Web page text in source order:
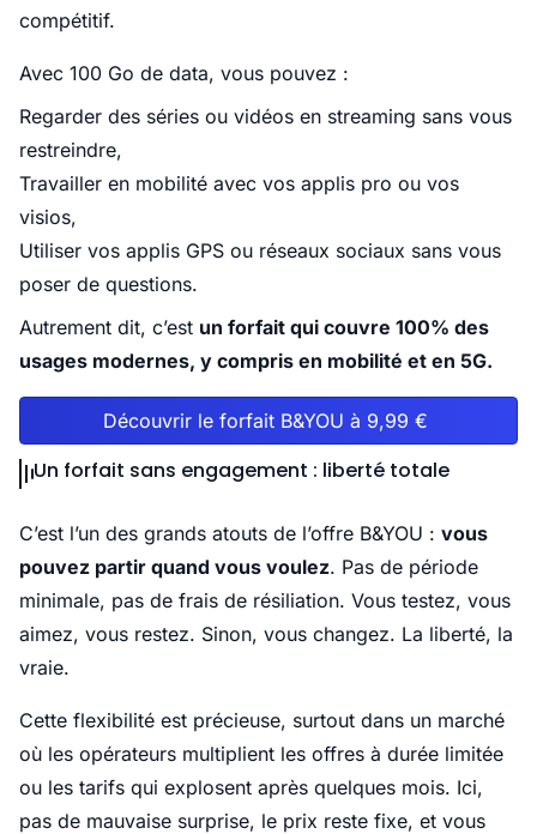
compétitif.
Avec 100 Go de data, vous pouvez :
Regarder des séries ou vidéos en streaming sans vous
restreindre,
Travailler en mobilité avec vos applis pro ou vos
visios,
Utiliser vos applis GPS ou réseaux sociaux sans vous
poser de questions.
Autrement dit, c’est un forfait qui couvre 100% des
usages modernes, y compris en mobilité et en 5G.
Découvrir le forfait B&YOU à 9,99 €
Un forfait sans engagement : liberté totale
C’est l’un des grands atouts de l’offre B&YOU : vous
pouvez partir quand vous voulez. Pas de période
minimale, pas de frais de résiliation. Vous testez, vous
aimez, vous restez. Sinon, vous changez. La liberté, la
vraie.
Cette flexibilité est précieuse, surtout dans un marché
où les opérateurs multiplient les offres à durée limitée
ou les tarifs qui explosent après quelques mois. Ici,
pas de mauvaise surprise, le prix reste fixe, et vous